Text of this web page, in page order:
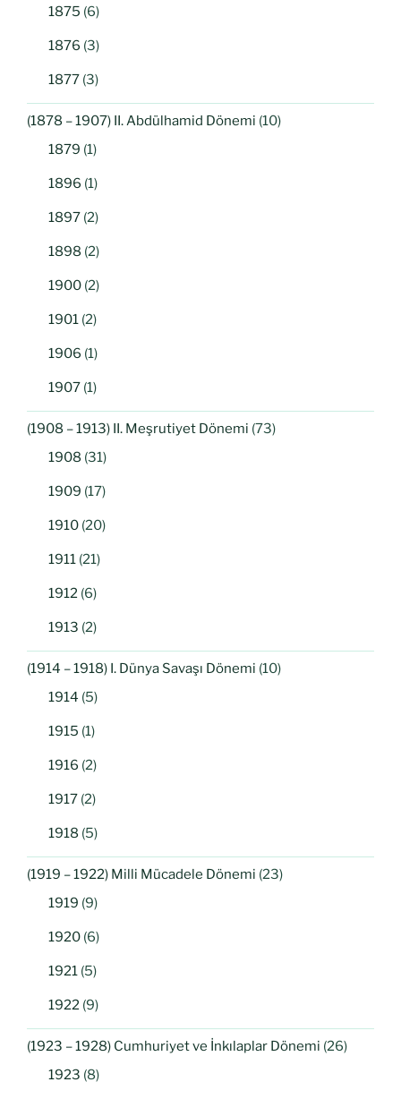
1875 (6)
1876 (3)
1877 (3)
(1878 – 1907) II. Abdülhamid Dönemi (10)
1879 (1)
1896 (1)
1897 (2)
1898 (2)
1900 (2)
1901 (2)
1906 (1)
1907 (1)
(1908 – 1913) II. Meşrutiyet Dönemi (73)
1908 (31)
1909 (17)
1910 (20)
1911 (21)
1912 (6)
1913 (2)
(1914 – 1918) I. Dünya Savaşı Dönemi (10)
1914 (5)
1915 (1)
1916 (2)
1917 (2)
1918 (5)
(1919 – 1922) Milli Mücadele Dönemi (23)
1919 (9)
1920 (6)
1921 (5)
1922 (9)
(1923 – 1928) Cumhuriyet ve İnkılaplar Dönemi (26)
1923 (8)